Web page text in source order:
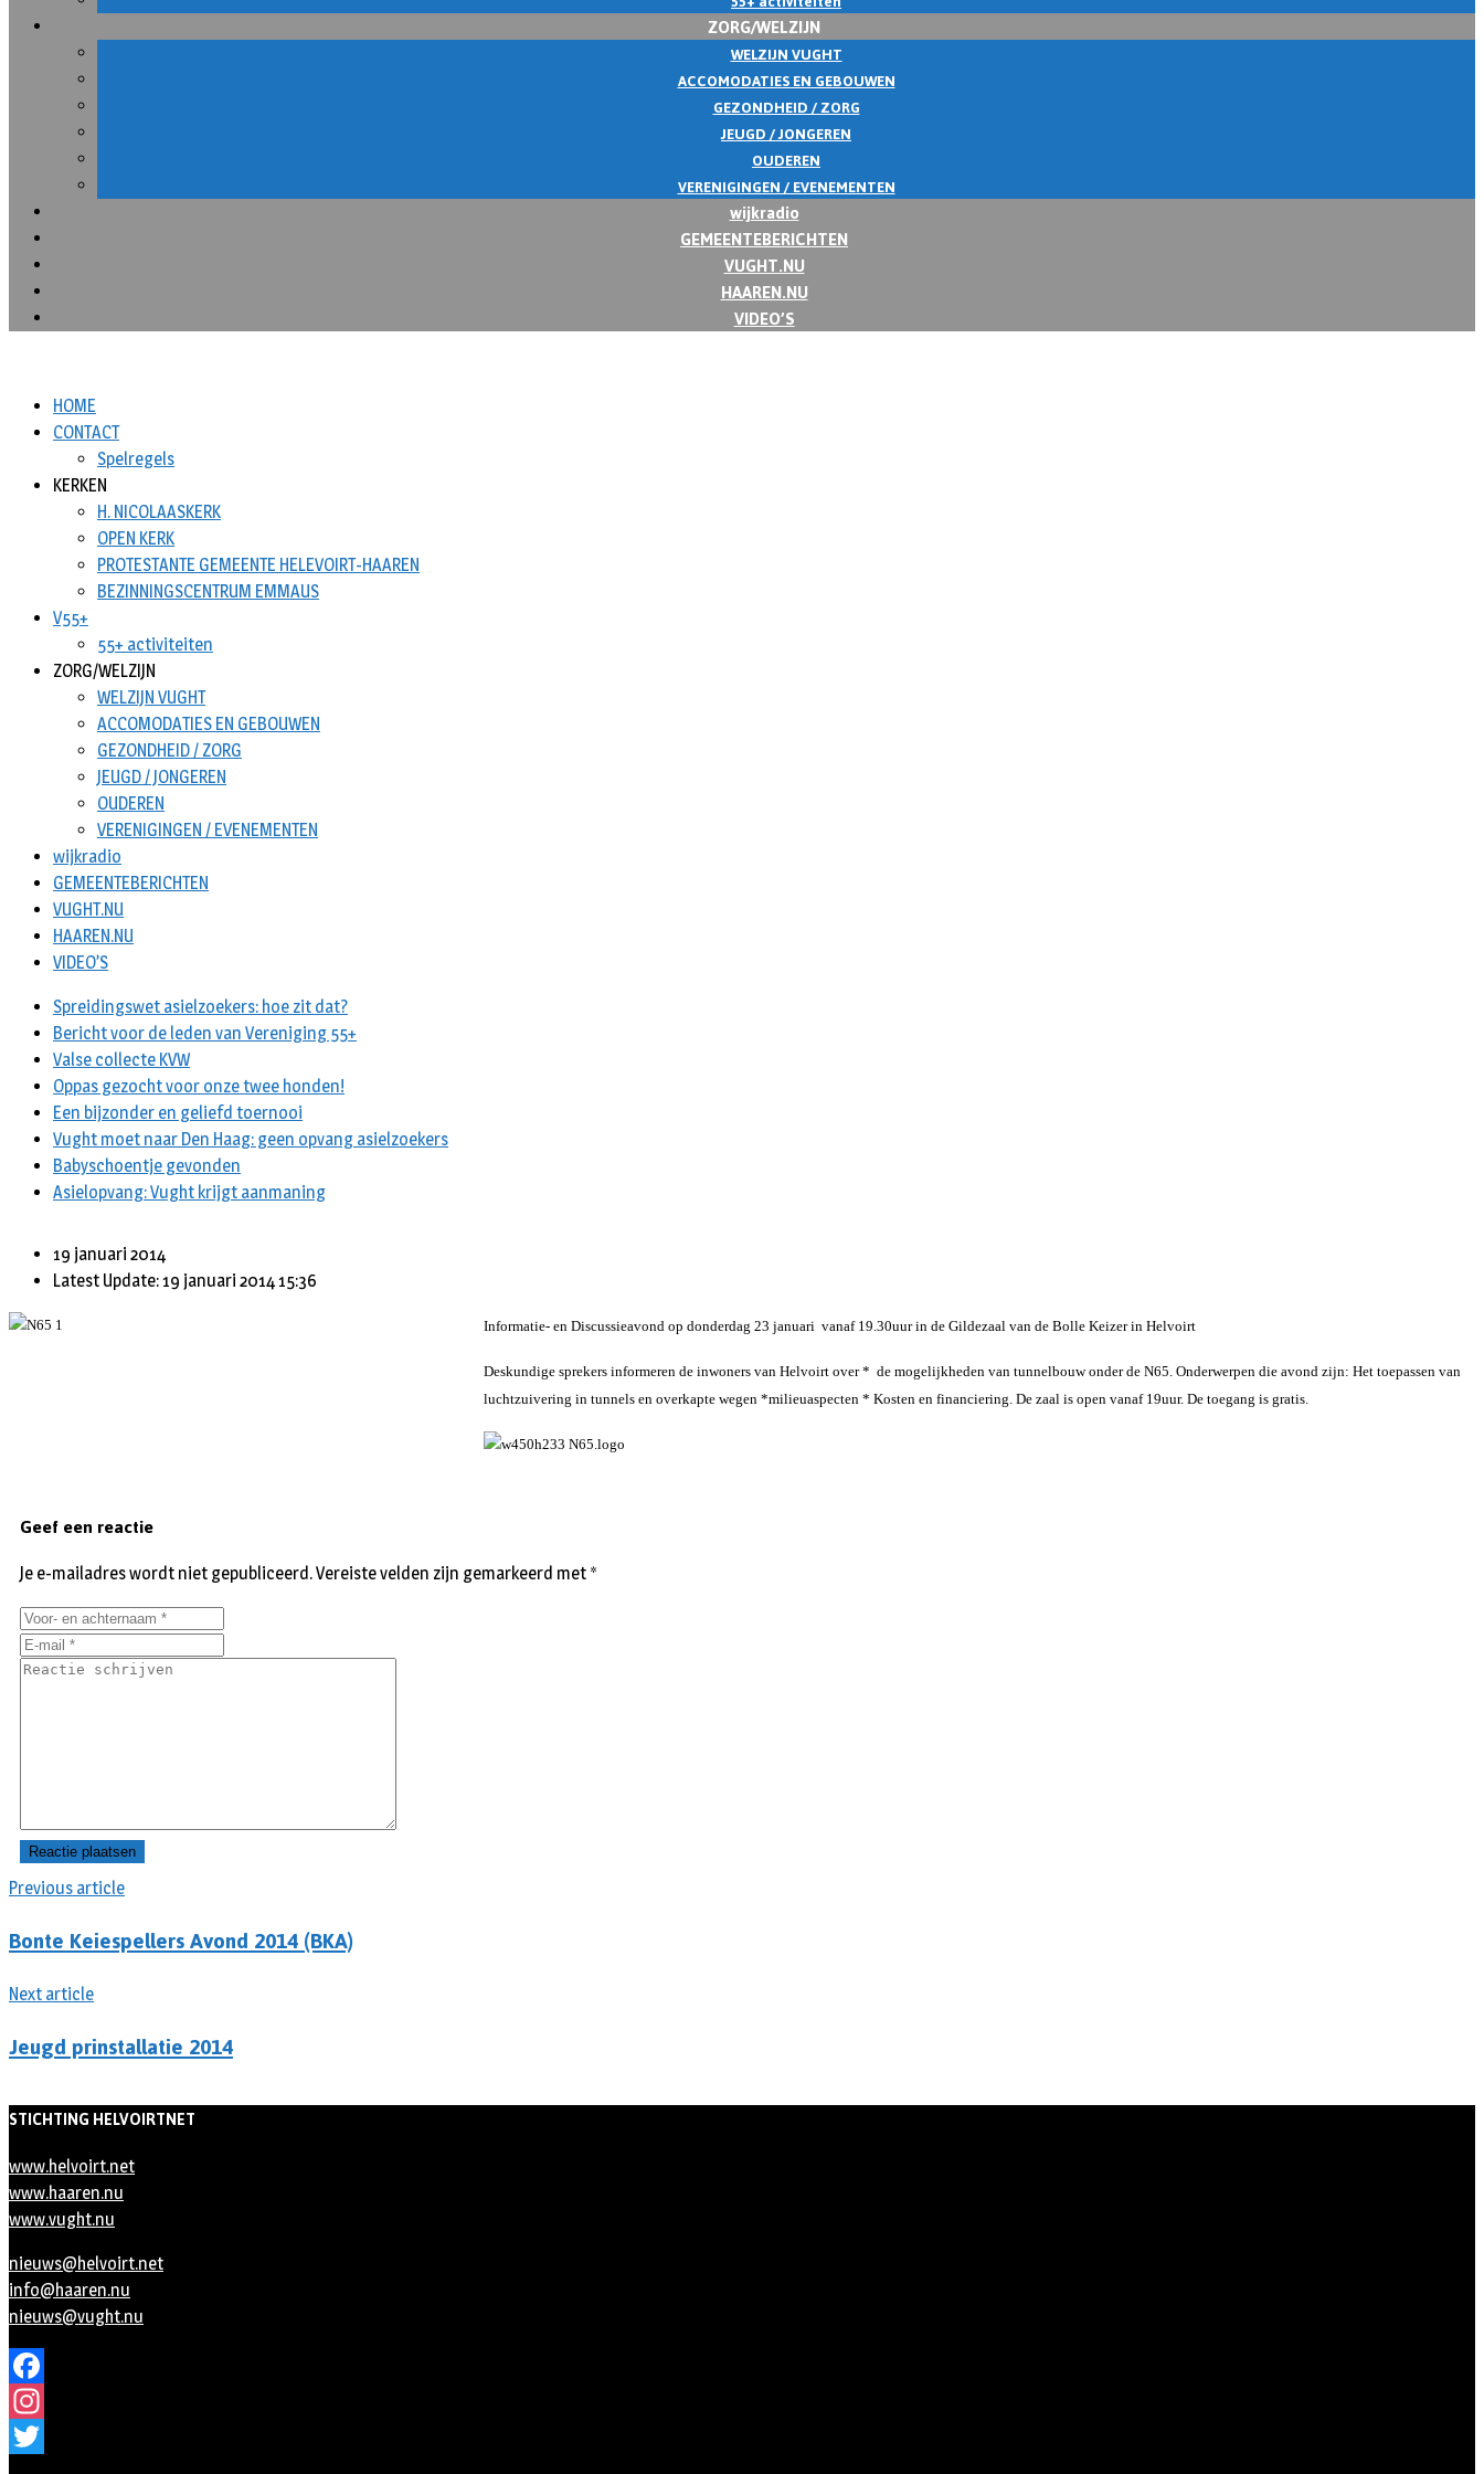
ZORG/WELZIJN
WELZIJN VUGHT
ACCOMODATIES EN GEBOUWEN
GEZONDHEID / ZORG
JEUGD / JONGEREN
OUDEREN
VERENIGINGEN / EVENEMENTEN
wijkradio
GEMEENTEBERICHTEN
VUGHT.NU
HAAREN.NU
VIDEO’S
HOME
CONTACT
Spelregels
KERKEN
H. NICOLAASKERK
OPEN KERK
PROTESTANTE GEMEENTE HELEVOIRT-HAAREN
BEZINNINGSCENTRUM EMMAUS
V55+
55+ activiteiten
ZORG/WELZIJN
WELZIJN VUGHT
ACCOMODATIES EN GEBOUWEN
GEZONDHEID / ZORG
JEUGD / JONGEREN
OUDEREN
VERENIGINGEN / EVENEMENTEN
wijkradio
GEMEENTEBERICHTEN
VUGHT.NU
HAAREN.NU
VIDEO’S
Spreidingswet asielzoekers: hoe zit dat?
Bericht voor de leden van Vereniging 55+
Valse collecte KVW
Oppas gezocht voor onze twee honden!
Een bijzonder en geliefd toernooi
Vught moet naar Den Haag: geen opvang asielzoekers
Babyschoentje gevonden
Asielopvang: Vught krijgt aanmaning
19 januari 2014
Latest Update: 19 januari 2014 15:36
Informatie- en Discussieavond op donderdag 23 januari vanaf 19.30uur in de Gildezaal van de Bolle Keizer in Helvoirt
Deskundige sprekers informeren de inwoners van Helvoirt over * de mogelijkheden van tunnelbouw onder de N65. Onderwerpen die avond zijn: Het toepassen van
luchtzuivering in tunnels en overkapte wegen *milieuaspecten * Kosten en financiering. De zaal is open vanaf 19uur. De toegang is gratis.
Previous article
Bonte Keiespellers Avond 2014 (BKA)
Next article
Jeugd prinstallatie 2014
Geef een reactie
Je e-mailadres wordt niet gepubliceerd.Vereiste velden zijn gemarkeerd met *
STICHTING HELVOIRTNET
www.helvoirt.net
www.haaren.nu
www.vught.nu
nieuws@helvoirt.net
info@haaren.nu
nieuws@vught.nu
Facebook
Instagram